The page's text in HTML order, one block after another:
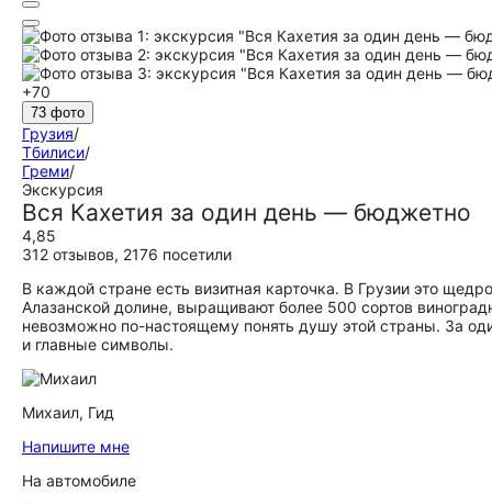
+70
73 фото
Грузия/
Тбилиси/
Греми/
Экскурсия
Вся Кахетия за один день — бюджетно
4,85
312 отзывов, 2176 посетили
В каждой стране есть визитная карточка. В Грузии это
Алазанской долине, выращивают более 500 сортов
невозможно по-настоящему понять душу этой страны. За
и главные символы.
Михаил, Гид
Напишите мне
На автомобиле